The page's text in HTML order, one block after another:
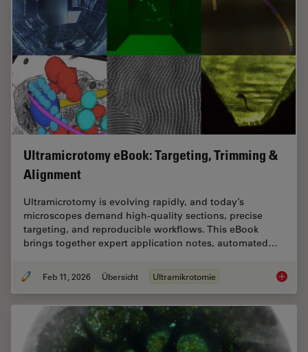
Ultramicrotomy eBook: Targeting, Trimming &
Alignment
Ultramicrotomy is evolving rapidly, and today’s
microscopes demand high‑quality sections, precise
targeting, and reproducible workflows. This eBook
brings together expert application notes, automated…
Feb 11, 2026 Übersicht Ultramikrotomie